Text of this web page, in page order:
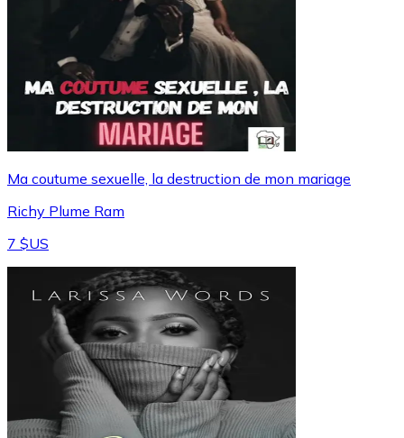
Ma coutume sexuelle, la destruction de mon mariage
Richy Plume Ram
7 $US